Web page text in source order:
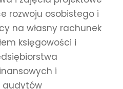
rozwoju osobistego i
na własny rachunek
księgowości i
i
audytów